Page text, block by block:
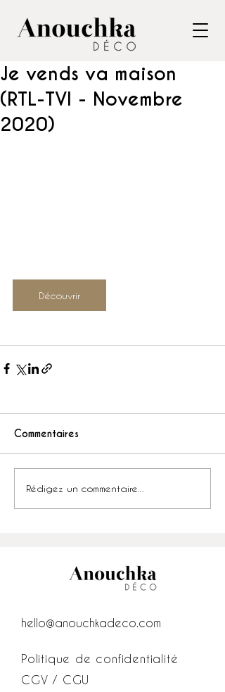
Je vends va maison
(RTL-TVI - Novembre
2020)
Découvrir
Commentaires
Rédigez un commentaire...
hello@anouchkadeco.com
Politique de confidentialité
CGV / CGU